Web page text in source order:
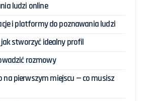
ludzi online
i platformy do poznawania ludzi
stworzyć idealny profil
rozmowy
na pierwszym miejscu — co musisz